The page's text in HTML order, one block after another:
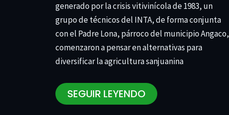
generado por la crisis vitivinícola de 1983, un
grupo de técnicos del INTA, de forma conjunta
con el Padre Lona, párroco del municipio Angaco,
comenzaron a pensar en alternativas para
diversificar la agricultura sanjuanina
SEGUIR LEYENDO